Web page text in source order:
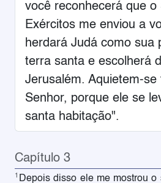
você reconhecerá que o
Exércitos me enviou a
herdará Judá como sua
terra santa e escolherá
Jerusalém. Aquietem-
Senhor, porque ele se
santa habitação".
Capítulo 3
1 Depois disso ele me mostrou o